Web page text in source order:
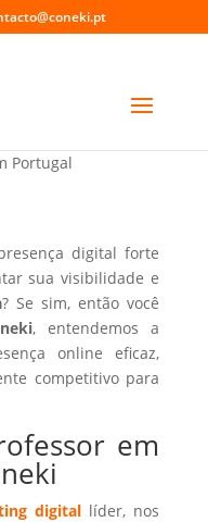
Sintra
Portugal
digital forte
sua visibilidade e
? Se sim, então você
, entendemos a
online eficaz,
competitivo para
em
digital líder, nos